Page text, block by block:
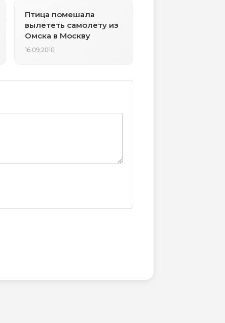
Птица помешала
вылететь самолету из
Омска в Москву
16.09.2010